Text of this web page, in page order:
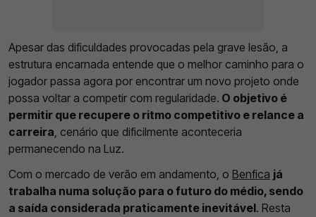
Apesar das dificuldades provocadas pela grave lesão, a
estrutura encarnada entende que o melhor caminho para o
jogador passa agora por encontrar um novo projeto onde
possa voltar a competir com regularidade. O objetivo é
permitir que recupere o ritmo competitivo e relance a
carreira, cenário que dificilmente aconteceria
permanecendo na Luz.
Com o mercado de verão em andamento, o Benfica já
trabalha numa solução para o futuro do médio, sendo
a saída considerada praticamente inevitável. Resta